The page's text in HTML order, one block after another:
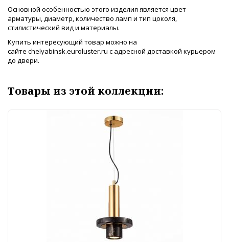
Основной особенностью этого изделия является цвет
арматуры, диаметр, количество ламп и тип цоколя,
стилистический вид и материалы.
Купить интересующий товар можно на
сайте chelyabinsk.euroluster.ru с адресной доставкой курьером
до двери.
Товары из этой коллекции: